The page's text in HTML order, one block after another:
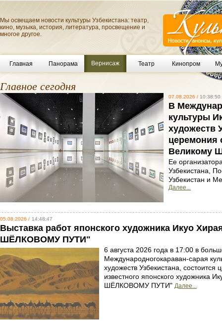
Мы освещаем новости культуры Узбекистана: театр,
кино, музыка, история, литература, просвещение и
многое другое.
Главная Панорама Вернисаж Театр Кинопром
Главное сегодня
07.08.2026 / 10:38:50
В
культуры
художеств
церемония
Великому
Ее
Узбекистана,
Узбекистан и
Далее...
05.08.2026 / 14:48:47
Выставка работ японского художника Икуо
ШЁЛКОВОМУ ПУТИ"
6 августа 2026 года в 17:00 в
Международногокараван-сарая
художеств Узбекистана,
известного японского
ШЁЛКОВОМУ ПУТИ" Далее...